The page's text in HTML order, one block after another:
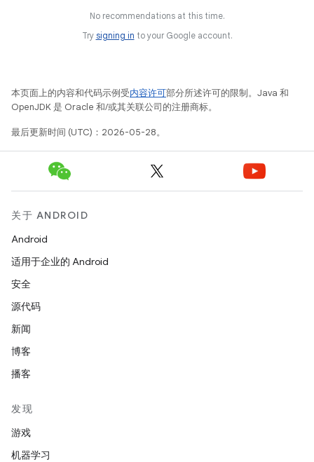
No recommendations at this time.
Try signing in to your Google account.
本页面上的内容和代码示例受内容许可部分所述许可的限制。Java 和
OpenJDK 是 Oracle 和/或其关联公司的注册商标。
最后更新时间 (UTC)：2026-05-28。
关于 ANDROID
Android
适用于企业的 Android
安全
源代码
新闻
博客
播客
发现
游戏
机器学习